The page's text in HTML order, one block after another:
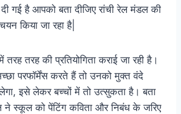
गई है आपको बता दीजिए रांची रेल मंडल की
किया जा रहा है|
तरह की प्रतियोगिता कराई जा रही है।
परफॉर्मेंस करते हैं तो उनको मुक्त वंदे
इसे लेकर बच्चों में तो उत्सुकता है। बता
ने स्कूल को पेंटिंग कविता और निबंध के जरिए